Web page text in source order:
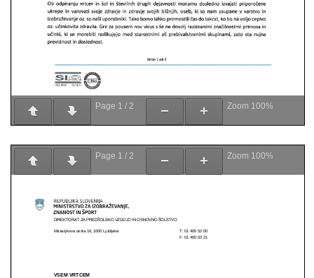
Page 1 / 2 Zoom 100%
Page 1 / 2 Zoom 100%